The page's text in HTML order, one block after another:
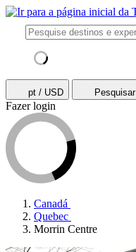
pt / USD Pesquisar
Fazer login
Canadá
Quebec
Morrin Centre